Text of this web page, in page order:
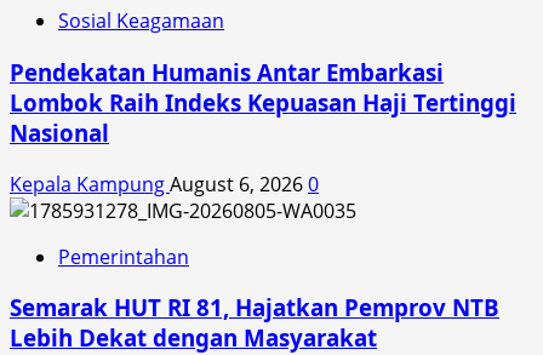
Sosial Keagamaan
Pendekatan Humanis Antar Embarkasi
Lombok Raih Indeks Kepuasan Haji Tertinggi
Nasional
Kepala KampungAugust 6, 20260
Pemerintahan
Semarak HUT RI 81, Hajatkan Pemprov NTB
Lebih Dekat dengan Masyarakat